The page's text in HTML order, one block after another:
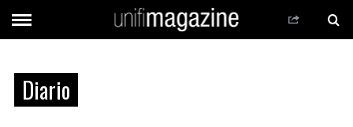
Diario